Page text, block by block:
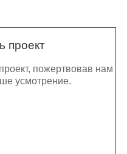
проект
пожертвовав нам
усмотрение.